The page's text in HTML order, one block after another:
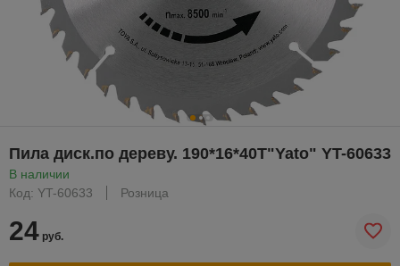
Пила диск.по дереву. 190*16*40Т"Yato" YT-60633
В наличии
Код: YT-60633
Розница
24 руб.